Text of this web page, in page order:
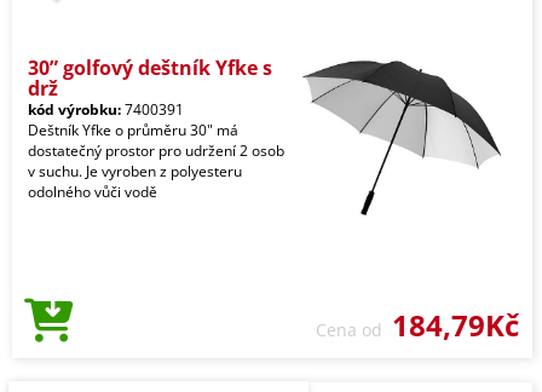
30” golfový deštník Yfke s
drž
kód výrobku:7400391
Deštník Yfke o průměru 30" má
dostatečný prostor pro udržení 2 osob
v suchu. Je vyroben z polyesteru
odolného vůči vodě
Cena od 184,79Kč